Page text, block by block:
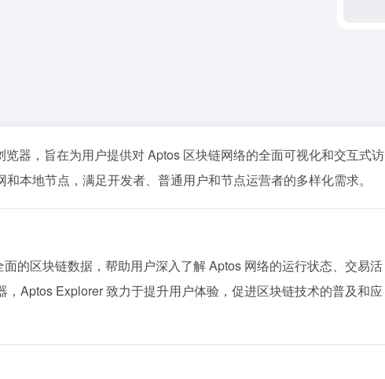
器，旨在为用户提供对 Aptos 区块链网络的全面可视化和交互式访
本地节点，满足开发者、普通用户和节点运营者的多样化需求。
的区块链数据，帮助用户深入了解 Aptos 网络的运行状态、交易活
，Aptos Explorer 致力于提升用户体验，促进区块链技术的普及和应